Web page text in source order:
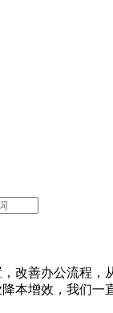
改善办公流程，
本增效，我们一